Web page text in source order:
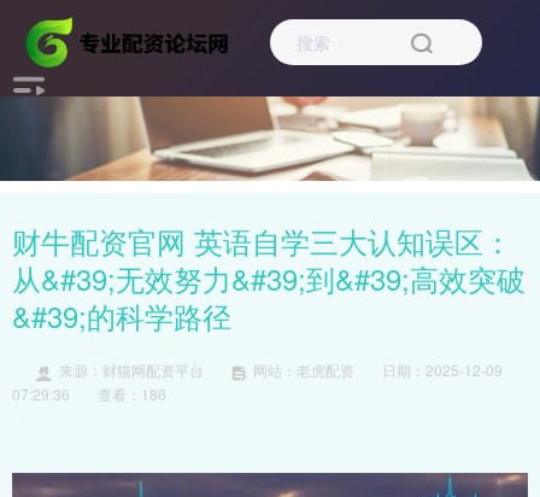
财牛配资官网 英语自学三大认知误区：
从&#39;无效努力&#39;到&#39;高效突破
&#39;的科学路径
来源：财猫网配资平台 网站：老虎配资
日期：2025-12-09
07:29:36
查看：186